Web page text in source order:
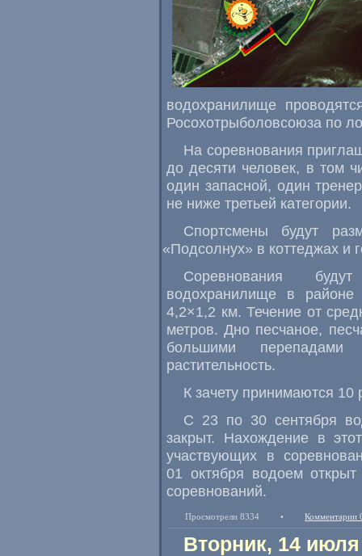
водохранилище
Росохотрыболовсоюза по
На соревнования
до десяти человек, в том
один запасной, один тренер
не ниже третьей категории.
Спортсмены будут
«Подсолнух» в коттеджах и
Соревнования
водохранилище в районе
4,2×1,2 км. Течение от
метров. Дно песчаное,
большими
растительность.
К зачету принимаются
С 23 по 30 сентября
закрыт. Нахождение в
участвующих в
01 октября водоем
соревнований.
Просмотрели 8334 • Комментарии
Вторник, 14 июля